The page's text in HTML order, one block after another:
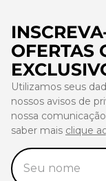
OFERTAS
Utilizamos seus
nossos avisos de
nossa
saber mais clique